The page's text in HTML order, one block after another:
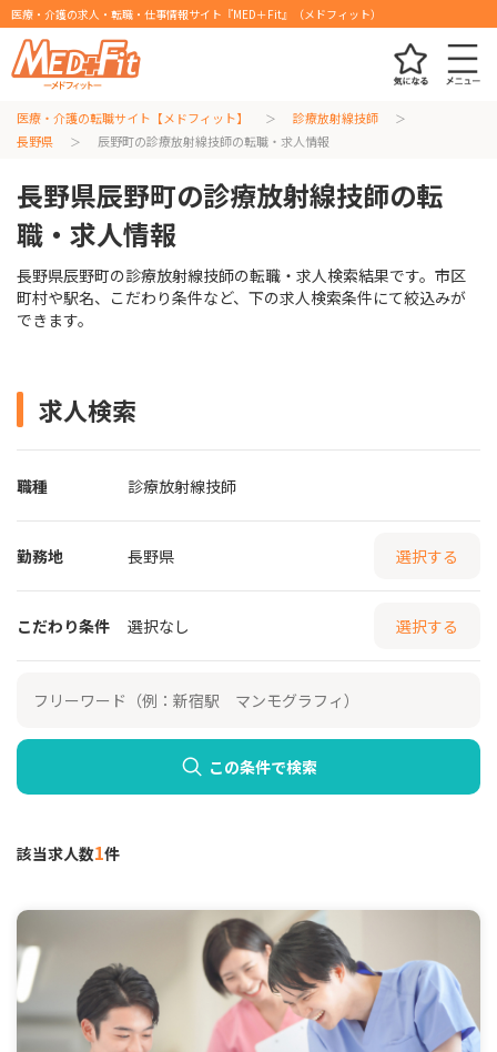
医療・介護の求人・転職・仕事情報サイト『MED＋Fit』（メドフィット）
医療・介護の転職サイト【メドフィット】
診療放射線技師
長野県
辰野町の診療放射線技師の転職・求人情報
長野県辰野町の診療放射線技師の転
職・求人情報
長野県辰野町の診療放射線技師の転職・求人検索結果です。市区
町村や駅名、こだわり条件など、下の求人検索条件にて絞込みが
できます。
求人検索
職種 診療放射線技師
勤務地 長野県 選択する
こだわり条件 選択なし 選択する
この条件で検索
該当求人数1件